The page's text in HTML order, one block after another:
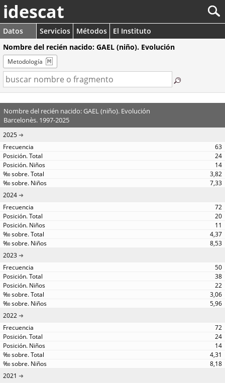
idescat
Datos Servicios Métodos
El Instituto
Nombre del recién nacido: GAEL (niño). Evolución
Metodología
Nombre del recién nacido: GAEL (niño). Evolución
Barcelonès. 1997-2025
2025
63
24
14
3,82
7,33
2024
72
20
11
4,37
8,53
2023
50
38
22
3,06
5,96
2022
72
24
14
4,31
8,18
2021